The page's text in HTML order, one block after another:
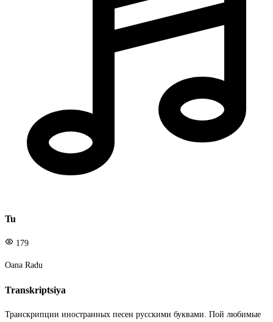
Tu
179
Oana Radu
Transkriptsiya
Транскрипции иностранных песен русскими буквами. Пой любимые